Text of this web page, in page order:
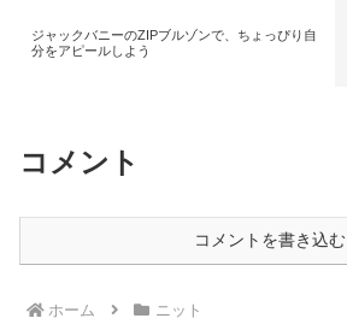
ジャックバニーのZIPブルゾンで、ちょっぴり自
分をアピールしよう
コメント
コメントを書き込む
ホーム ニット